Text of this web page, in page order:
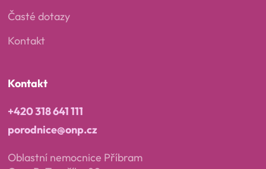
Časté dotazy
Kontakt
Kontakt
+420 318 641 111
porodnice@onp.cz
Oblastní nemocnice Příbram